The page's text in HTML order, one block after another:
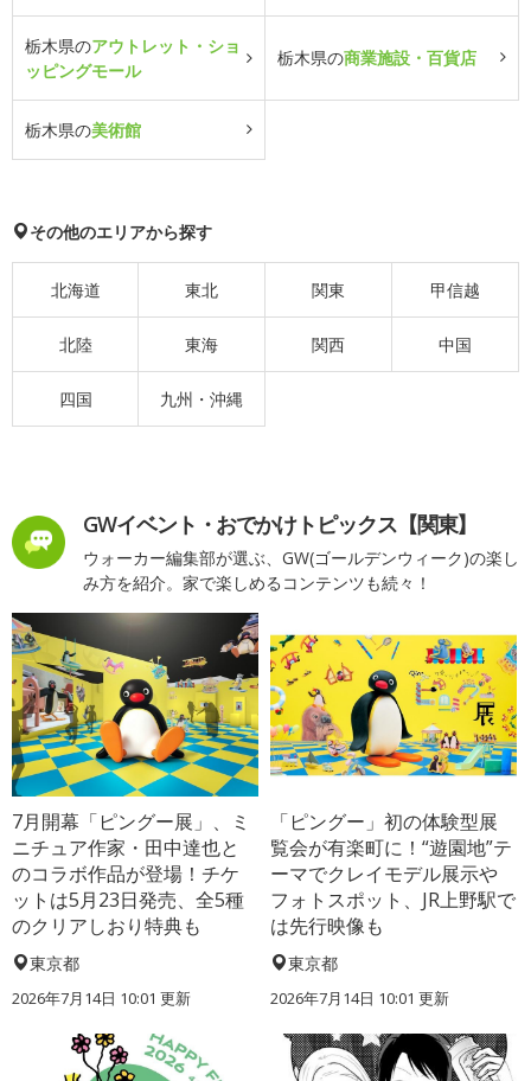
栃木県のアウトレット・ショ
ッピングモール
栃木県の商業施設・百貨店
栃木県の美術館
その他のエリアから探す
北海道 東北 関東 甲信越
北陸 東海 関西 中国
四国 九州・沖縄
GWイベント・おでかけトピックス【関東】
ウォーカー編集部が選ぶ、GW(ゴールデンウィーク)の楽し
み方を紹介。家で楽しめるコンテンツも続々！
7月開幕「ピングー展」、ミ
ニチュア作家・田中達也と
のコラボ作品が登場！チケ
ットは5月23日発売、全5種
のクリアしおり特典も
東京都
2026年7月14日 10:01 更新
「ピングー」初の体験型展
覧会が有楽町に！“遊園地”テ
ーマでクレイモデル展示や
フォトスポット、JR上野駅で
は先行映像も
東京都
2026年7月14日 10:01 更新